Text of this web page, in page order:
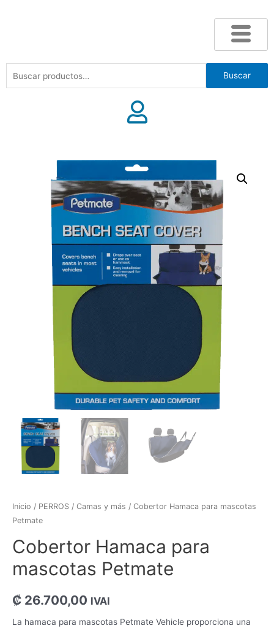
Buscar
Inicio / PERROS / Camas y más / Cobertor Hamaca para mascotas
Petmate
Cobertor Hamaca para
mascotas Petmate
₡ 26.700,00 IVAI
La hamaca para mascotas Petmate Vehicle proporciona una